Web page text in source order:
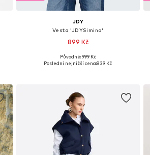
JDY
Vesta 'JDYSimina'
899 Kč
+2
Dostupné velikosti: XS, S, M, L, XL
Původně: 999 Kč
Poslední nejnižší cena:839 Kč